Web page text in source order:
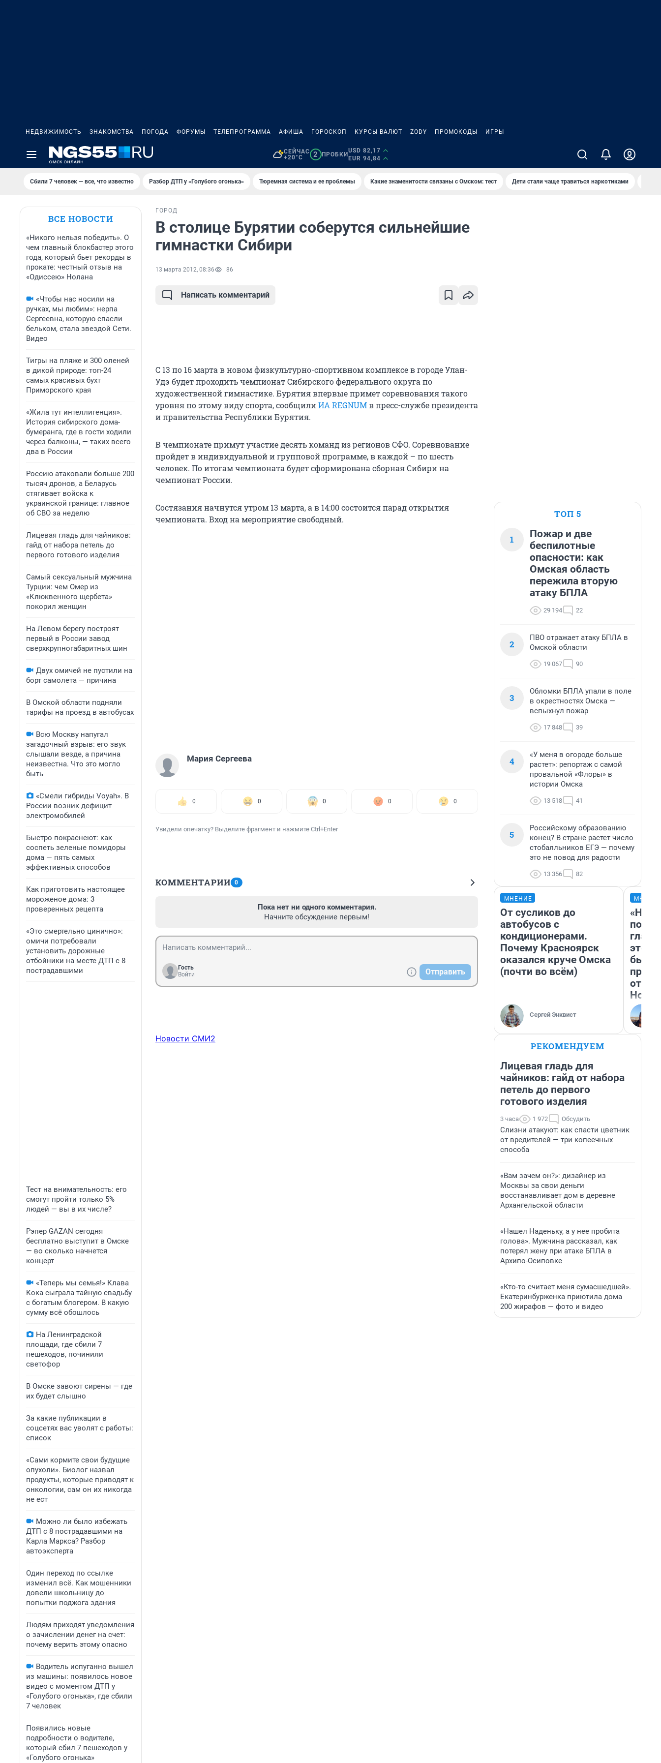
НЕДВИЖИМОСТЬ ЗНАКОМСТВА ПОГОДА ФОРУМЫ ТЕЛЕПРОГРАММА АФИША ГОРОСКОП КУРСЫ ВАЛЮТ ZODY ПРОМОКОДЫ ИГРЫ
СЕЙЧАС
+20°C
2 ПРОБКИ
USD 82,17
EUR 94,84
Сбили 7 человек — все, что известно Разбор ДТП у «Голубого огонька» Тюремная система и ее проблемы Какие знаменитости связаны с Омском: тест Дети стали чаще травиться наркотиками
ВСЕ НОВОСТИ
«Никого нельзя победить». О
чем главный блокбастер этого
года, который бьет рекорды в
прокате: честный отзыв на
«Одиссею» Нолана
«Чтобы нас носили на
ручках, мы любим»: нерпа
Сергеевна, которую спасли
бельком, стала звездой Сети.
Видео
Тигры на пляже и 300 оленей
в дикой природе: топ-24
самых красивых бухт
Приморского края
«Жила тут интеллигенция».
История сибирского дома-
бумеранга, где в гости ходили
через балконы, — таких всего
два в России
Россию атаковали больше 200
тысяч дронов, а Беларусь
стягивает войска к
украинской границе: главное
об СВО за неделю
Лицевая гладь для чайников:
гайд от набора петель до
первого готового изделия
Самый сексуальный мужчина
Турции: чем Омер из
«Клюквенного щербета»
покорил женщин
На Левом берегу построят
первый в России завод
сверхкрупногабаритных шин
Двух омичей не пустили на
борт самолета — причина
В Омской области подняли
тарифы на проезд в автобусах
Всю Москву напугал
загадочный взрыв: его звук
слышали везде, а причина
неизвестна. Что это могло
быть
«Смели гибриды Voyah». В
России возник дефицит
электромобилей
Быстро покраснеют: как
соспеть зеленые помидоры
дома — пять самых
эффективных способов
Как приготовить настоящее
мороженое дома: 3
проверенных рецепта
«Это смертельно цинично»:
омичи потребовали
установить дорожные
отбойники на месте ДТП с 8
пострадавшими
Тест на внимательность: его
смогут пройти только 5%
людей — вы в их числе?
Рэпер GAZAN сегодня
бесплатно выступит в Омске
— во сколько начнется
концерт
«Теперь мы семья!» Клава
Кока сыграла тайную свадьбу
с богатым блогером. В какую
сумму всё обошлось
На Ленинградской
площади, где сбили 7
пешеходов, починили
светофор
В Омске завоют сирены — где
их будет слышно
За какие публикации в
соцсетях вас уволят с работы:
список
«Сами кормите свои будущие
опухоли». Биолог назвал
продукты, которые приводят к
онкологии, сам он их никогда
не ест
Можно ли было избежать
ДТП с 8 пострадавшими на
Карла Маркса? Разбор
автоэксперта
Один переход по ссылке
изменил всё. Как мошенники
довели школьницу до
попытки поджога здания
Людям приходят уведомления
о зачислении денег на счет:
почему верить этому опасно
Водитель испуганно вышел
из машины: появилось новое
видео с моментом ДТП у
«Голубого огонька», где сбили
7 человек
Появились новые
подробности о водителе,
который сбил 7 пешеходов у
«Голубого огонька»
ГОРОД
В столице Бурятии соберутся сильнейшие
гимнастки Сибири
13 марта 2012, 08:36 86
Написать комментарий
С 13 по 16 марта в новом физкультурно-спортивном комплексе в городе Улан-
Удэ будет проходить чемпионат Сибирского федерального округа по
художественной гимнастике. Бурятия впервые примет соревнования такого
уровня по этому виду спорта, сообщилиИА REGNUMв пресс-службе президента
и правительства Республики Бурятия.
В чемпионате примут участие десять команд из регионов СФО. Соревнование
пройдет в индивидуальной и групповой программе, в каждой – по шесть
человек. По итогам чемпионата будет сформирована сборная Сибири на
чемпионат России.
Состязания начнутся утром 13 марта, а в 14:00 состоится парад открытия
чемпионата. Вход на мероприятие свободный.
Мария Сергеева
0 0 0 0 0
Увидели опечатку? Выделите фрагмент и нажмите Ctrl+Enter
КОММЕНТАРИИ 0
Пока нет ни одного комментария.
Начните обсуждение первым!
Гость
Войти
Отправить
Новости СМИ2
ТОП 5
1
Пожар и две
беспилотные
опасности: как
Омская область
пережила вторую
атаку БПЛА
29 194 22
2
ПВО отражает атаку БПЛА в
Омской области
19 067 90
3
Обломки БПЛА упали в поле
в окрестностях Омска —
вспыхнул пожар
17 848 39
4
«У меня в огороде больше
растет»: репортаж с самой
провальной «Флоры» в
истории Омска
13 518 41
5
Российскому образованию
конец? В стране растет число
стобалльников ЕГЭ — почему
это не повод для радости
13 356 82
МНЕНИЕ
От сусликов до
автобусов с
кондиционерами.
Почему Красноярск
оказался круче Омска
(почти во всём)
Сергей Энквист
этого
бьет
РЕКОМЕНДУЕМ
Лицевая гладь для
чайников: гайд от набора
петель до первого
готового изделия
3 часа 1 972 Обсудить
Слизни атакуют: как спасти цветник
от вредителей — три копеечных
способа
«Вам зачем он?»: дизайнер из
Москвы за свои деньги
восстанавливает дом в деревне
Архангельской области
«Нашел Наденьку, а у нее пробита
голова». Мужчина рассказал, как
потерял жену при атаке БПЛА в
Архипо-Осиповке
«Кто-то считает меня сумасшедшей».
Екатеринбурженка приютила дома
200 жирафов — фото и видео